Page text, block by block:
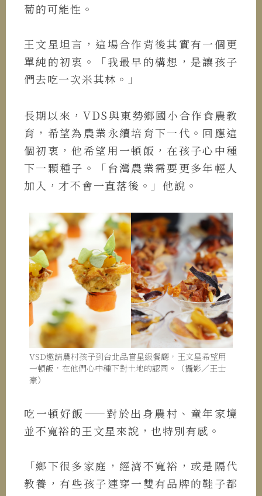
蔔的可能性。
王文星坦言，這場合作背後其實有一個更
單純的初衷。「我最早的構想，是讓孩子
們去吃一次米其林。」
長期以來，VDS與東勢鄉國小合作食農教
育，希望為農業永續培育下一代。回應這
個初衷，他希望用一頓飯，在孩子心中種
下一顆種子。「台灣農業需要更多年輕人
加入，才不會一直落後。」他說。
VSD邀請農村孩子到台北品嘗星級餐廳，王文星希望用
一頓飯，在他們心中種下對土地的認同。（攝影／王士
豪）
吃一頓好飯——對於出身農村、童年家境
並不寬裕的王文星來說，也特別有感。
「鄉下很多家庭，經濟不寬裕，或是隔代
教養，有些孩子連穿一雙有品牌的鞋子都